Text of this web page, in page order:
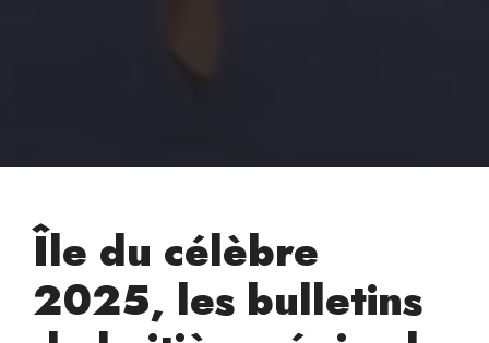
Île du célèbre
2025, les bulletins